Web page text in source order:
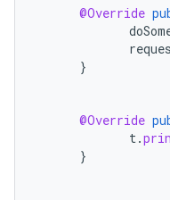
@Override
}
@Override
t.
}